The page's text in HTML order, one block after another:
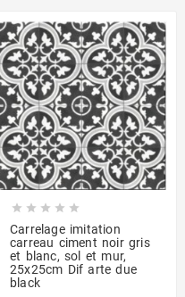
    
Carrelage imitation
carreau ciment noir gris
et blanc, sol et mur,
25x25cm Dif arte due
black